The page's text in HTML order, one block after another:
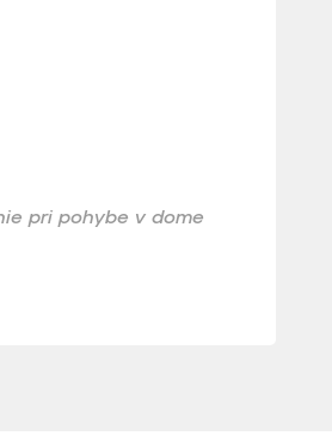
pri pohybe v dome